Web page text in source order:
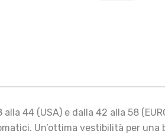
44 (USA) e dalla 42 alla 58
Un’ottima vestibilità per una